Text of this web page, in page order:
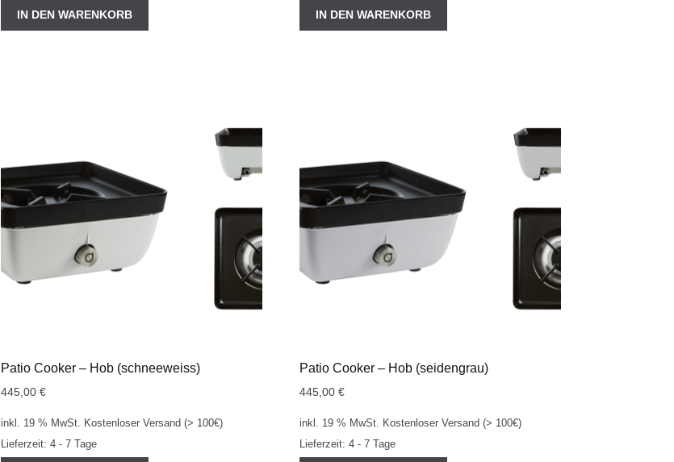
IN DEN WARENKORB IN DEN WARENKORB
Patio Cooker – Hob (schneeweiss)
445,00€
inkl. 19 % MwSt.
Kostenloser Versand (> 100€)
Lieferzeit:4 - 7 Tage
Patio Cooker – Hob (seidengrau)
445,00€
inkl. 19 % MwSt.
Kostenloser Versand (> 100€)
Lieferzeit:4 - 7 Tage